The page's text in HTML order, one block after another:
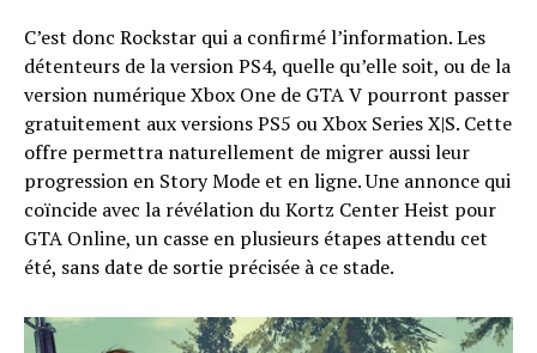
C’est donc Rockstar qui a confirmé l’information. Les
détenteurs de la version PS4, quelle qu’elle soit, ou de la
version numérique Xbox One de GTA V pourront passer
gratuitement aux versions PS5 ou Xbox Series X|S. Cette
offre permettra naturellement de migrer aussi leur
progression en Story Mode et en ligne. Une annonce qui
coïncide avec la révélation du Kortz Center Heist pour
GTA Online, un casse en plusieurs étapes attendu cet
été, sans date de sortie précisée à ce stade.